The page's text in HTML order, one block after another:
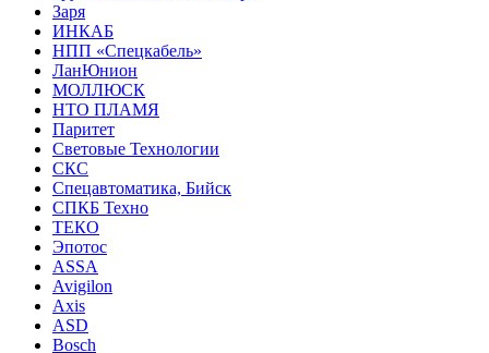
Заря
ИНКАБ
НПП «Спецкабель»
ЛанЮнион
МОЛЛЮСК
НТО ПЛАМЯ
Паритет
Световые Технологии
СКС
Спецавтоматика, Бийск
СПКБ Техно
ТЕКО
Эпотос
ASSA
Avigilon
Axis
ASD
Bosch